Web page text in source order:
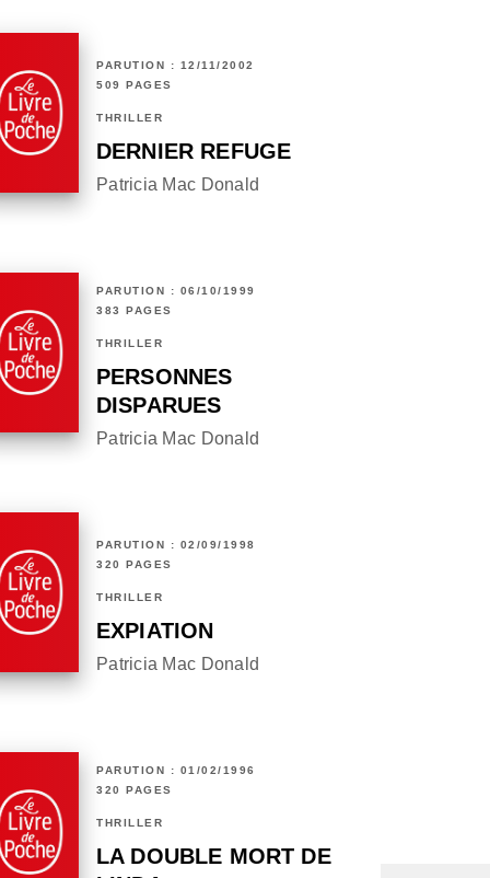
PARUTION : 12/11/2002
509 PAGES
THRILLER
DERNIER REFUGE
Patricia Mac Donald
PARUTION : 06/10/1999
383 PAGES
THRILLER
PERSONNES
DISPARUES
Patricia Mac Donald
PARUTION : 02/09/1998
320 PAGES
THRILLER
EXPIATION
Patricia Mac Donald
PARUTION : 01/02/1996
320 PAGES
THRILLER
LA DOUBLE MORT DE